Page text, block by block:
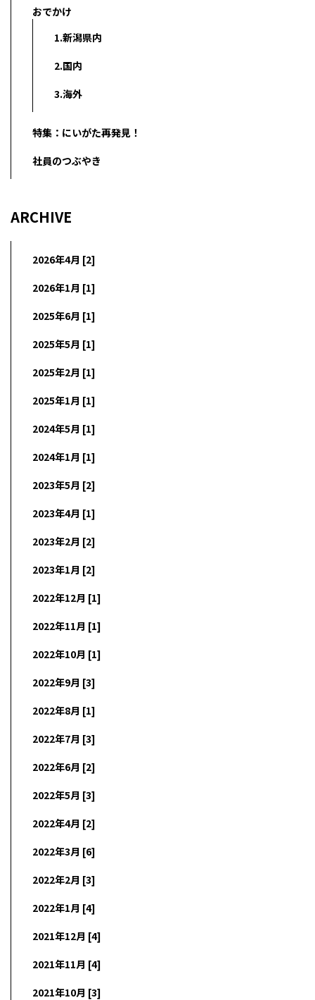
おでかけ
1.新潟県内
2.国内
3.海外
特集：にいがた再発見！
社員のつぶやき
ARCHIVE
2026年4月 [2]
2026年1月 [1]
2025年6月 [1]
2025年5月 [1]
2025年2月 [1]
2025年1月 [1]
2024年5月 [1]
2024年1月 [1]
2023年5月 [2]
2023年4月 [1]
2023年2月 [2]
2023年1月 [2]
2022年12月 [1]
2022年11月 [1]
2022年10月 [1]
2022年9月 [3]
2022年8月 [1]
2022年7月 [3]
2022年6月 [2]
2022年5月 [3]
2022年4月 [2]
2022年3月 [6]
2022年2月 [3]
2022年1月 [4]
2021年12月 [4]
2021年11月 [4]
2021年10月 [3]